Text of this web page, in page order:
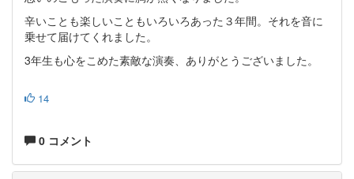
辛いことも楽しいこともいろいろあった３年間。それを音に
乗せて届けてくれました。
3年生も心をこめた素敵な演奏、ありがとうございました。
14
0 コメント